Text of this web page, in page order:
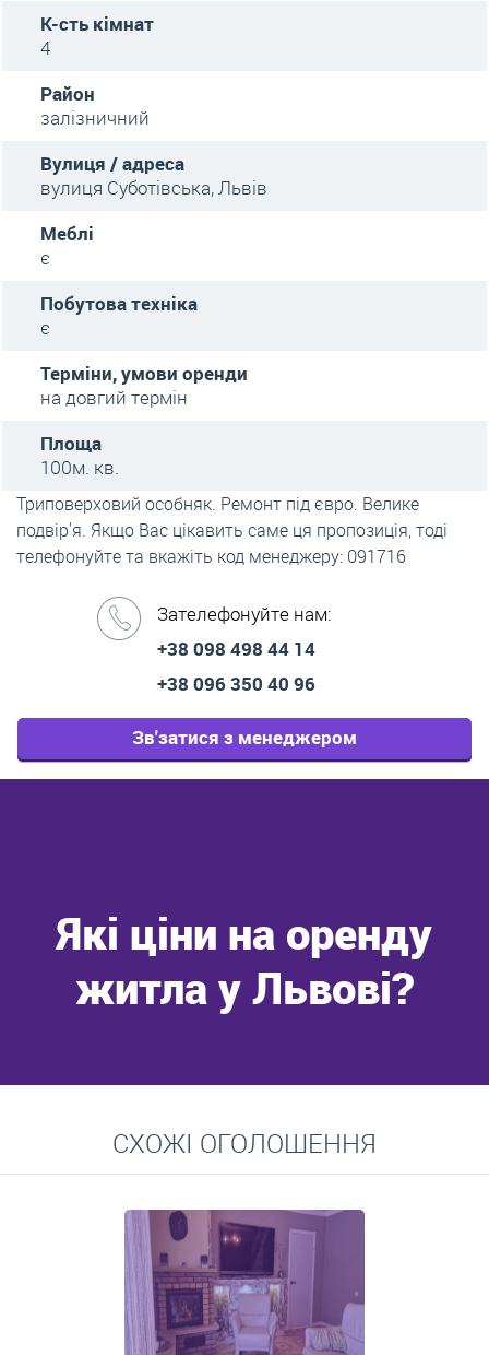
К-сть кімнат
4
Район
залізничний
Вулиця / адреса
вулиця Суботівська, Львів
Меблі
є
Побутова техніка
є
Терміни, умови оренди
на довгий термін
Площа
100м. кв.
Триповерховий особняк. Ремонт під євро. Велике
подвір'я. Якщо Вас цікавить саме ця пропозиція, тоді
телефонуйте та вкажіть код менеджеру: 091716
Зателефонуйте нам:
+38 098 498 44 14
+38 096 350 40 96
Зв'затися з менеджером
Які ціни на оренду
житла у Львові?
Середні ціни на довготривалу оренду квартир, особняків,
кімнат
СХОЖІ ОГОЛОШЕННЯ